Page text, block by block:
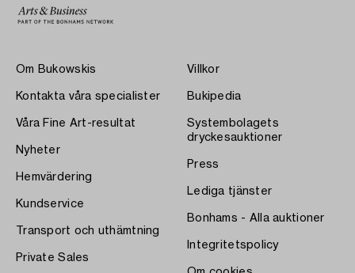
Om Bukowskis
Kontakta våra specialister
Våra Fine Art-resultat
Nyheter
Hemvärdering
Kundservice
Transport och uthämtning
Private Sales
Villkor
Bukipedia
Systembolagets
dryckesauktioner
Press
Lediga tjänster
Bonhams - Alla auktioner
Integritetspolicy